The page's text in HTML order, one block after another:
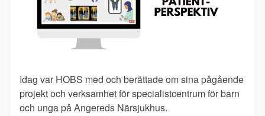
Idag var HOBS med och berättade om sina pågående
projekt och verksamhet för specialistcentrum för barn
och unga på Angereds Närsjukhus.